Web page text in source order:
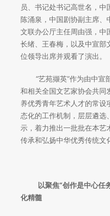
员、书记处书记高世名，
陈涌泉，中国剧协副主席、
文联办公厅主任周由强，中
长绪、王春梅，以及中宣部
位领导出席并观看了演出。
“艺苑撷英”作为由中宣
和相关全国文艺家协会共同
养优秀青年艺术人才的常设
态化的工作机制，层层遴选
示，着力推出一批批在本艺
传承和弘扬中华优秀传统文
以聚焦“创作是中心任
化精髓